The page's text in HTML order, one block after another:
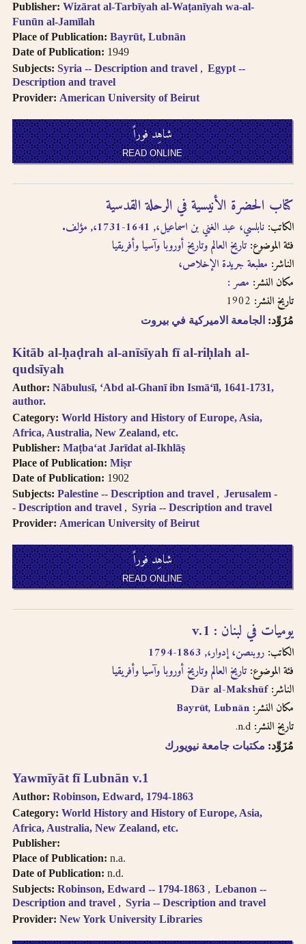
Publisher: Wizārat al-Tarbīyah al-Waṭanīyah wa-al-
Funūn al-Jamīlah
Place of Publication: Bayrūt, Lubnān
Date of Publication: 1949
Subjects: Syria -- Description and travel
Egypt --
Description and travel
Provider: American University of Beirut
شاهِد فوراً
READ ONLINE
Kitāb al-ḥaḍrah al-anīsīyah fī al-riḥlah al-
qudsīyah
Author: Nābulusī, ʻAbd al-Ghanī ibn Ismāʻīl, 1641-1731,
author.
Category: World History and History of Europe, Asia,
Africa, Australia, New Zealand, etc.
Publisher: Maṭba‘at Jarīdat al-Ikhlāṣ
Place of Publication: Miṣr
Date of Publication: 1902
Subjects: Palestine -- Description and travel
Jerusalem -
- Description and travel
Syria -- Description and travel
Provider: American University of Beirut
شاهِد فوراً
READ ONLINE
كتاب الحضرة الأنيسية في الرحلة القدسية
الكاتب: نابلسي، عبد الغني بن اسماعيل،, 1641-1731،, مؤلف.
فئة الموضوع: تاريخ العالم وتاريخ أوروبا وآسيا وأفريقيا
الناشر: مطبعة جريدة الإخلاص،
مكان النشر: مصر :
تاريخ النشر:
مُزَوِّد: الجامعة الاميركية في بيروت
Yawmīyāt fī Lubnān v.1
Author: Robinson, Edward, 1794-1863
Category: World History and History of Europe, Asia,
Africa, Australia, New Zealand, etc.
Publisher:
Place of Publication: n.a.
Date of Publication: n.d.
Subjects: Robinson, Edward -- 1794-1863
Lebanon --
Description and travel
Syria -- Description and travel
Provider: New York University Libraries
يوميات في لبنان : v.1
الكاتب: روبنصن، إدوار،, 1863-1794
فئة الموضوع: تاريخ العالم وتاريخ أوروبا وآسيا وأفريقيا
الناشر: Dār al-Makshūf
مكان النشر: Bayrūt, Lubnān
تاريخ النشر:
مُزَوِّد: مكتبات جامعة نيويورك